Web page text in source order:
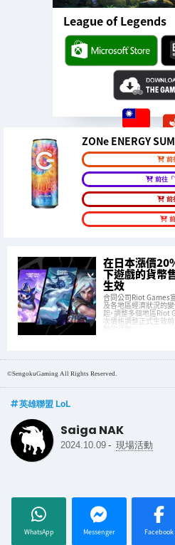
League of Legends
ZONe ENERGY
前
前往
前
在日本漲價
下遊戲的貨幣
生效
合同公司Riot Games
及各地區經濟狀況的
起，調整多個地區Riot
次價格調整正式生效前
©SengokuGaming All Rights Reserved.
英雄聯盟 LoL
Saiga NAK
2024.10.09 - 現場活動
WhatsApp Messenger Facebook